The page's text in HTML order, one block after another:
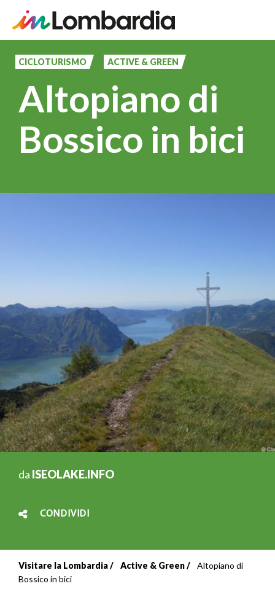
principale
CICLOTURISMO ACTIVE & GREEN
Altopiano di
Bossico in bici
da ISEOLAKE.INFO
CONDIVIDI
Briciole
Visitare la Lombardia Active & Green
Altopiano di
Bossico in bici